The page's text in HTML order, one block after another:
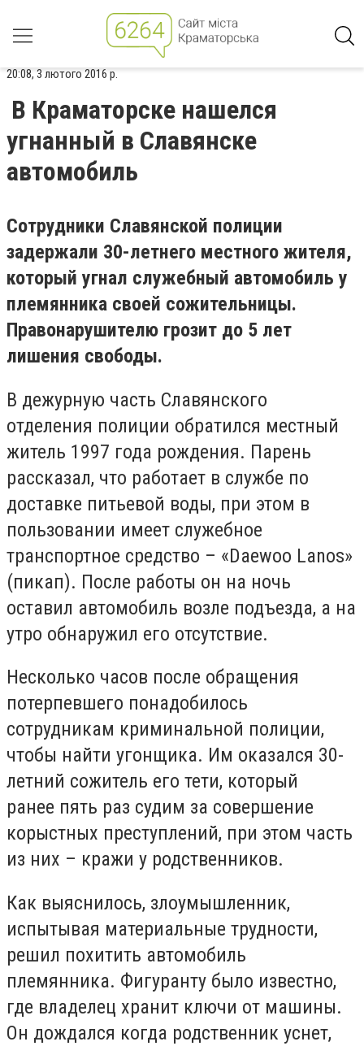
20:08, 3 лютого 2016 р.
В Краматорске нашелся
угнанный в Славянске
автомобиль
Сотрудники Славянской полиции
задержали 30-летнего местного жителя,
который угнал служебный автомобиль у
племянника своей сожительницы.
Правонарушителю грозит до 5 лет
лишения свободы.
В дежурную часть Славянского
отделения полиции обратился местный
житель 1997 года рождения. Парень
рассказал, что работает в службе по
доставке питьевой воды, при этом в
пользовании имеет служебное
транспортное средство – «Daewoo Lanos»
(пикап). После работы он на ночь
оставил автомобиль возле подъезда, а на
утро обнаружил его отсутствие.
Несколько часов после обращения
потерпевшего понадобилось
сотрудникам криминальной полиции,
чтобы найти угонщика. Им оказался 30-
летний сожитель его тети, который
ранее пять раз судим за совершение
корыстных преступлений, при этом часть
из них – кражи у родственников.
Как выяснилось, злоумышленник,
испытывая материальные трудности,
решил похитить автомобиль
племянника. Фигуранту было известно,
где владелец хранит ключи от машины.
Он дождался когда родственник уснет,